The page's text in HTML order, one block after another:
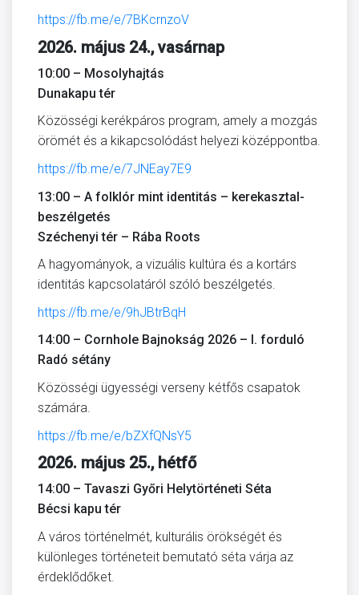
https://fb.me/e/7BKcrnzoV
2026. május 24., vasárnap
10:00 – Mosolyhajtás
Dunakapu tér
Közösségi kerékpáros program, amely a mozgás
örömét és a kikapcsolódást helyezi középpontba.
https://fb.me/e/7JNEay7E9
13:00 – A folklór mint identitás – kerekasztal-
beszélgetés
Széchenyi tér – Rába Roots
A hagyományok, a vizuális kultúra és a kortárs
identitás kapcsolatáról szóló beszélgetés.
https://fb.me/e/9hJBtrBqH
14:00 – Cornhole Bajnokság 2026 – I. forduló
Radó sétány
Közösségi ügyességi verseny kétfős csapatok
számára.
https://fb.me/e/bZXfQNsY5
2026. május 25., hétfő
14:00 – Tavaszi Győri Helytörténeti Séta
Bécsi kapu tér
A város történelmét, kulturális örökségét és
különleges történeteit bemutató séta várja az
érdeklődőket.